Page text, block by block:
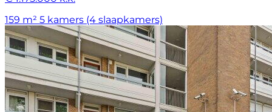
159 m² 5 kamers (4 slaapkamers)